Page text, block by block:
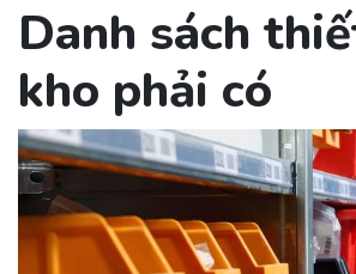
Danh sách
kho phải có